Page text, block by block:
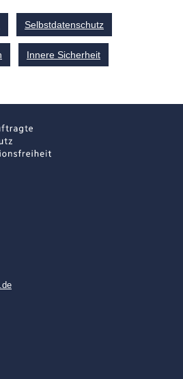
Selbstdatenschutz
Innere Sicherheit